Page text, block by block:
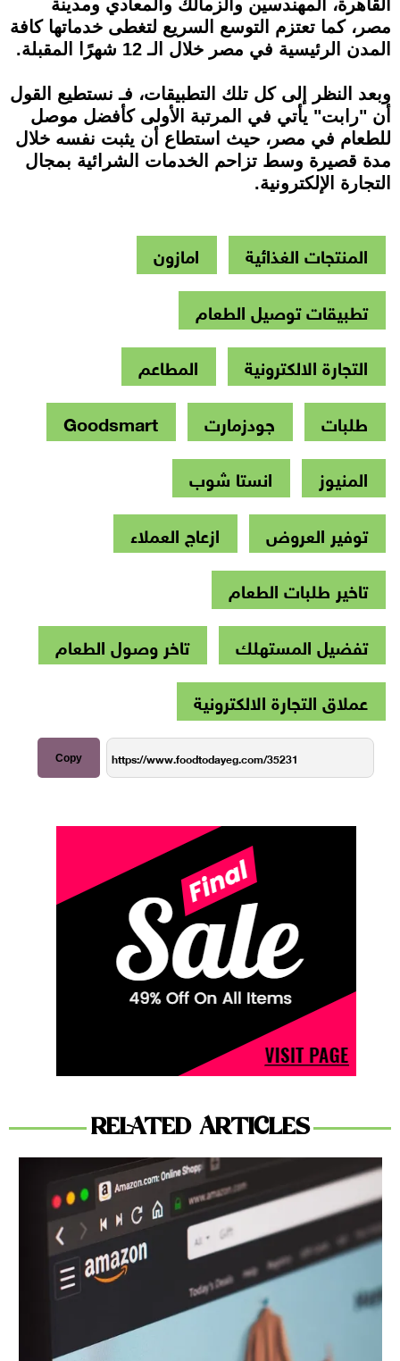
القاهرة، المهندسين والزمالك والمعادي ومدينة
مصر، كما تعتزم التوسع السريع لتغطى خدماتها كافة
المدن الرئيسية في مصر خلال الـ 12 شهرًا المقبلة.
وبعد النظر إلى كل تلك التطبيقات، فـ نستطيع القول
أن "رابت" يأتي في المرتبة الأولى كأفضل موصل
للطعام في مصر، حيث استطاع أن يثبت نفسه خلال
مدة قصيرة وسط تزاحم الخدمات الشرائية بمجال
التجارة الإلكترونية.
المنتجات الغذائية
امازون
تطبيقات توصيل الطعام
التجارة الالكترونية
المطاعم
طلبات
جودزمارت
Goodsmart
المنيوز
انستا شوب
توفير العروض
ازعاج العملاء
تاخير طلبات الطعام
تفضيل المستهلك
تاخر وصول الطعام
عملاق التجارة الالكترونية
Copy
RELATED ARTICLES